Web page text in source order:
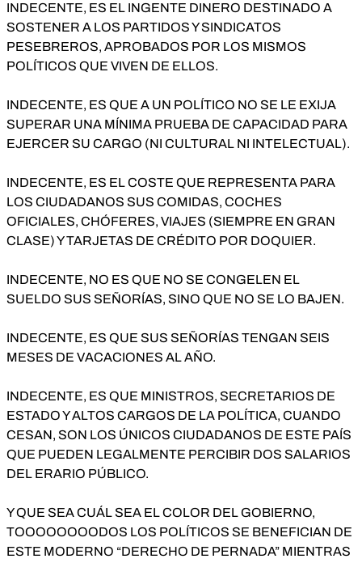
INDECENTE, ES EL INGENTE DINERO DESTINADO A
SOSTENER A LOS PARTIDOS Y SINDICATOS
PESEBREROS, APROBADOS POR LOS MISMOS
POLÍTICOS QUE VIVEN DE ELLOS.
INDECENTE, ES QUE A UN POLÍTICO NO SE LE EXIJA
SUPERAR UNA MÍNIMA PRUEBA DE CAPACIDAD PARA
EJERCER SU CARGO (NI CULTURAL NI INTELECTUAL).
INDECENTE, ES EL COSTE QUE REPRESENTA PARA
LOS CIUDADANOS SUS COMIDAS, COCHES
OFICIALES, CHÓFERES, VIAJES (SIEMPRE EN GRAN
CLASE) Y TARJETAS DE CRÉDITO POR DOQUIER.
INDECENTE, NO ES QUE NO SE CONGELEN EL
SUELDO SUS SEÑORÍAS, SINO QUE NO SE LO BAJEN.
INDECENTE, ES QUE SUS SEÑORÍAS TENGAN SEIS
MESES DE VACACIONES AL AÑO.
INDECENTE, ES QUE MINISTROS, SECRETARIOS DE
ESTADO Y ALTOS CARGOS DE LA POLÍTICA, CUANDO
CESAN, SON LOS ÚNICOS CIUDADANOS DE ESTE PAÍS
QUE PUEDEN LEGALMENTE PERCIBIR DOS SALARIOS
DEL ERARIO PÚBLICO.
Y QUE SEA CUÁL SEA EL COLOR DEL GOBIERNO,
TOOOOOOOODOS LOS POLÍTICOS SE BENEFICIAN DE
ESTE MODERNO “DERECHO DE PERNADA” MIENTRAS